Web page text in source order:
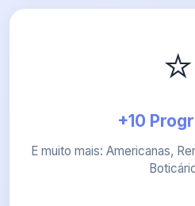
⭐
+10
E muito mais: Americanas,